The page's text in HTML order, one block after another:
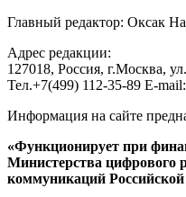
Главный редактор: Оксак
Адрес редакции:
127018, Россия, г.Москва,
Тел.+7(499) 112-35-89 E-
Информация на сайте
«Функционирует при
Министерства цифрового
коммуникаций